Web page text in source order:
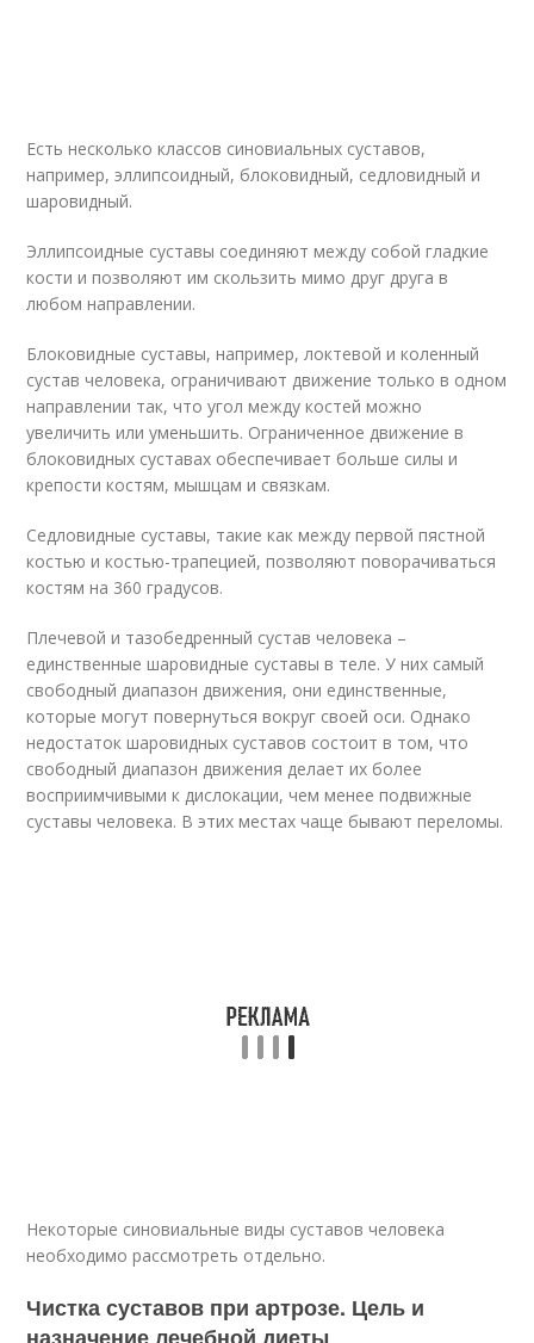
Есть несколько классов синовиальных суставов,
например, эллипсоидный, блоковидный, седловидный и
шаровидный.
Эллипсоидные суставы соединяют между собой гладкие
кости и позволяют им скользить мимо друг друга в
любом направлении.
Блоковидные суставы, например, локтевой и коленный
сустав человека, ограничивают движение только в одном
направлении так, что угол между костей можно
увеличить или уменьшить. Ограниченное движение в
блоковидных суставах обеспечивает больше силы и
крепости костям, мышцам и связкам.
Седловидные суставы, такие как между первой пястной
костью и костью-трапецией, позволяют поворачиваться
костям на 360 градусов.
Плечевой и тазобедренный сустав человека –
единственные шаровидные суставы в теле. У них самый
свободный диапазон движения, они единственные,
которые могут повернуться вокруг своей оси. Однако
недостаток шаровидных суставов состоит в том, что
свободный диапазон движения делает их более
восприимчивыми к дислокации, чем менее подвижные
суставы человека. В этих местах чаще бывают переломы.
Некоторые синовиальные виды суставов человека
необходимо рассмотреть отдельно.
Чистка суставов при артрозе. Цель и